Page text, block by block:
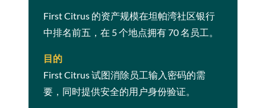
First Citrus 的资产规模在坦帕湾社区银行
中排名前五，在 5 个地点拥有 70 名员工。
目的
First Citrus 试图消除员工输入密码的需
要，同时提供安全的用户身份验证。